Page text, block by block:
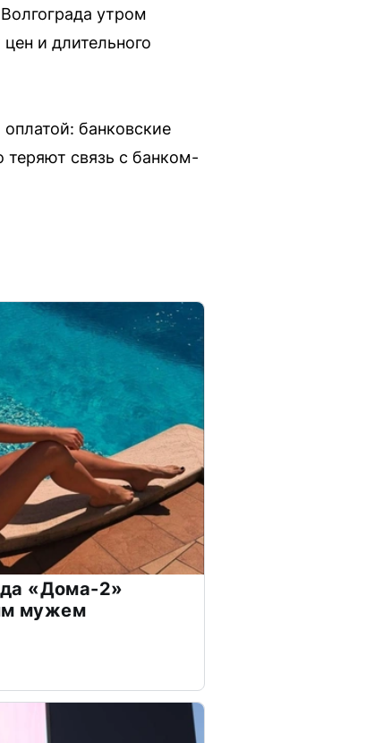
утром
и длительного
банковские
теряют связь с банком-
«Дома-2»
мужем